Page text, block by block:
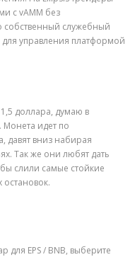
с vAMM без
собственный служебный
управления платформой
доллара, думаю в
Монета идет по
давят вниз набирая
Так же они любят дать
слили самые стойкие
для EPS / BNB, выберите